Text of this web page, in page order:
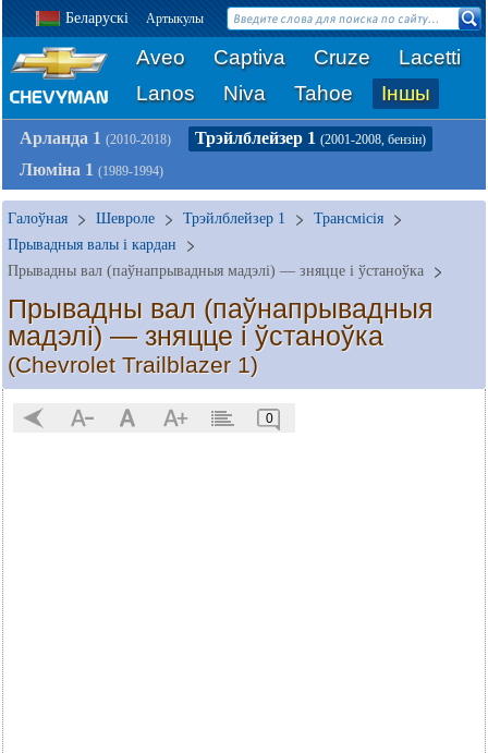
Беларускі Артыкулы
Aveo Captiva Cruze
Lacetti
Lanos
Niva Tahoe Іншы
Арланда 1 (2010-2018) Трэйлблейзер 1 (2001-2008, бензін)
Люміна 1 (1989-1994)
Галоўная Шевроле Трэйлблейзер 1
Трансмісія
Прывадныя валы і кардан
Прывадны вал (паўнапрывадныя мадэлі) — зняцце і ўстаноўка
Прывадны вал (паўнапрывадныя
мадэлі) — зняцце і ўстаноўка
(Chevrolet Trailblazer 1)
0